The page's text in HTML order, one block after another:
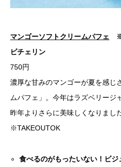
マンゴーソフトクリームパフェ ※
ビチェリン
750円
濃厚な甘みのマンゴーが夏を感じ
ムパフェ」。今年はラズベリージ
昨年よりさらに美味しくなりまし
※TAKEOUTOK
食べるのがもったいない！ビジ